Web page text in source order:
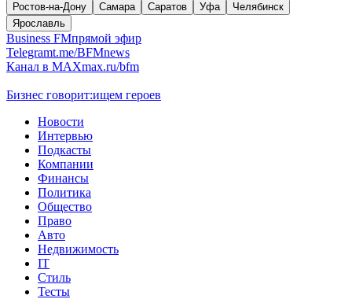
Ростов-на-Дону
Самара Саратов Уфа
Челябинск
Ярославль
Business FMпрямой эфир
Telegramt.me/BFMnews
Канал в MAXmax.ru/bfm
Бизнес говорит:ищем героев
Новости
Интервью
Подкасты
Компании
Финансы
Политика
Общество
Право
Авто
Недвижимость
IT
Стиль
Тесты